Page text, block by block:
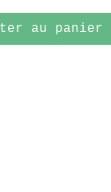
au panier